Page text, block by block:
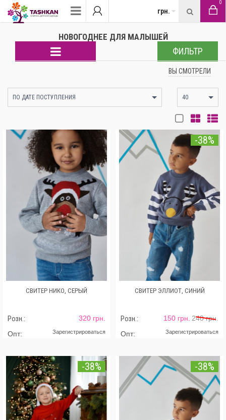
грн.
0
НОВОГОДНЕЕ ДЛЯ МАЛЫШЕЙ
ФИЛЬТР
ВЫ СМОТРЕЛИ
ПО ДАТЕ ПОСТУПЛЕНИЯ 40
СВИТЕР НИКО, СЕРЫЙ
Розн.:
320 грн.
Опт:
Зарегистрироваться
-38%
СВИТЕР ЭЛЛИОТ, СИНИЙ
Розн.: 150 грн. 240 грн.
Опт:
Зарегистрироваться
-38% -38%